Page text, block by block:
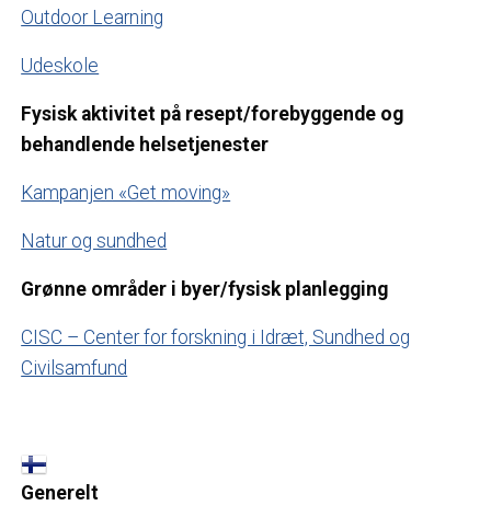
Outdoor Learning
Udeskole
Fysisk aktivitet på resept/forebyggende og
behandlende helsetjenester
Kampanjen «Get moving»
Natur og sundhed
Grønne områder i byer/fysisk planlegging
CISC – Center for forskning i Idræt, Sundhed og
Civilsamfund
Generelt